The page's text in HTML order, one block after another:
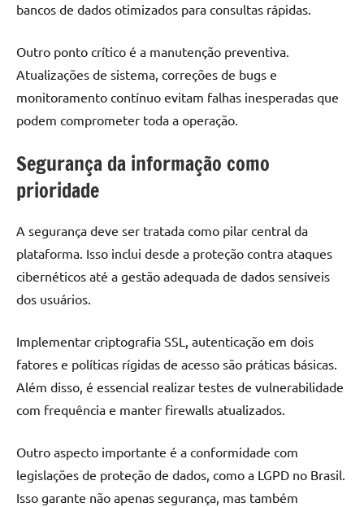
bancos de dados otimizados para consultas rápidas.
Outro ponto crítico é a manutenção preventiva.
Atualizações de sistema, correções de bugs e
monitoramento contínuo evitam falhas inesperadas que
podem comprometer toda a operação.
Segurança da informação como
prioridade
A segurança deve ser tratada como pilar central da
plataforma. Isso inclui desde a proteção contra ataques
cibernéticos até a gestão adequada de dados sensíveis
dos usuários.
Implementar criptografia SSL, autenticação em dois
fatores e políticas rígidas de acesso são práticas básicas.
Além disso, é essencial realizar testes de vulnerabilidade
com frequência e manter firewalls atualizados.
Outro aspecto importante é a conformidade com
legislações de proteção de dados, como a LGPD no Brasil.
Isso garante não apenas segurança, mas também